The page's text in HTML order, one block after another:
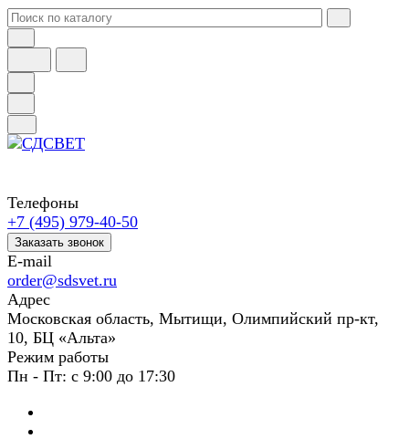
Телефоны
+7 (495) 979-40-50
Заказать звонок
E-mail
order@sdsvet.ru
Адрес
Московская область, Мытищи, Олимпийский пр-кт,
10, БЦ «Альта»
Режим работы
Пн - Пт: с 9:00 до 17:30